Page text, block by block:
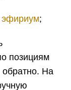
эфириум;
позициям
На